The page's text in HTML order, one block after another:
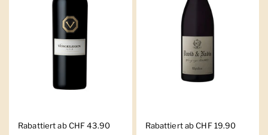
Regulärer Preis
Rabattiert ab CHF 43.90 Regulärer Preis
Rabattiert ab CHF 19.90